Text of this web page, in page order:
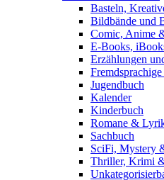
Basteln,
Bildbände und
Comic, Anime
E-Books,
Erzählungen
Jugendbuch
Kalender
Kinderbuch
Romane &
Sachbuch
SciFi, Mystery
Thriller, Krimi